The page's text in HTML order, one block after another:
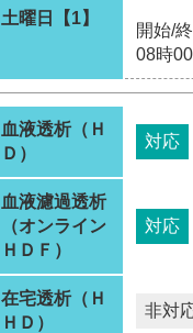
土曜日【1】
開始/
08時
血液透析（Ｈ
Ｄ）
対応
血液濾過透析
（オンライン
ＨＤＦ）
対応
在宅透析（Ｈ
ＨＤ）
非対